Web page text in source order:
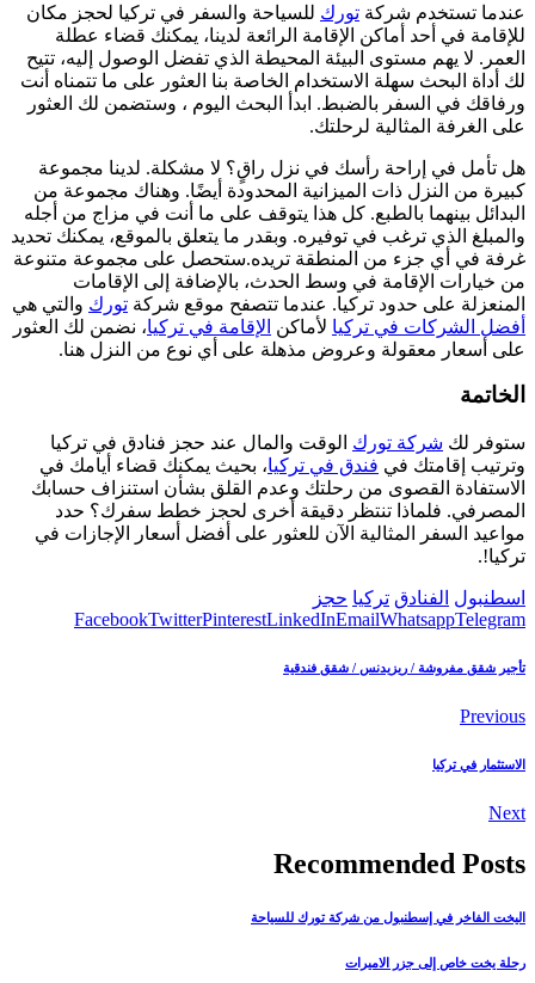
عندما تستخدم شركة تورك للسياحة والسفر في تركيا لحجز مكان
للإقامة في أحد أماكن الإقامة الرائعة لدينا، يمكنك قضاء عطلة
العمر. لا يهم مستوى البيئة المحيطة الذي تفضل الوصول إليه، تتيح
لك أداة البحث سهلة الاستخدام الخاصة بنا العثور على ما تتمناه أنت
ورفاقك في السفر بالضبط. ابدأ البحث اليوم ، وستضمن لك العثور
على الغرفة المثالية لرحلتك.
هل تأمل في إراحة رأسك في نزل راقٍ؟ لا مشكلة. لدينا مجموعة
كبيرة من النزل ذات الميزانية المحدودة أيضًا. وهناك مجموعة من
البدائل بينهما بالطبع. كل هذا يتوقف على ما أنت في مزاج من أجله
والمبلغ الذي ترغب في توفيره. وبقدر ما يتعلق بالموقع، يمكنك تحديد
غرفة في أي جزء من المنطقة تريده.ستحصل على مجموعة متنوعة
من خيارات الإقامة في وسط الحدث، بالإضافة إلى الإقامات
المنعزلة على حدود تركيا. عندما تتصفح موقع شركة تورك والتي هي
أفضل الشركات في تركيا لأماكن الإقامة في تركيا، نضمن لك العثور
على أسعار معقولة وعروض مذهلة على أي نوع من النزل هنا.
الخاتمة
ستوفر لك شركة تورك الوقت والمال عند حجز فنادق في تركيا
وترتيب إقامتك في فندق في تركيا، بحيث يمكنك قضاء أيامك في
الاستفادة القصوى من رحلتك وعدم القلق بشأن استنزاف حسابك
المصرفي. فلماذا تنتظر دقيقة أخرى لحجز خطط سفرك؟ حدد
مواعيد السفر المثالية الآن للعثور على أفضل أسعار الإجازات في
تركيا!.
اسطنبول الفنادق تركيا حجز
FacebookTwitterPinterestLinkedInEmailWhatsappTelegram
تأجير شقق مفروشة / ريزيدنس / شقق فندقية
Previous
الاستثمار في تركيا
Next
Recommended Posts
اليخت الفاخر في إسطنبول من شركة تورك للسياحة
رحلة يخت خاص إلى جزر الاميرات